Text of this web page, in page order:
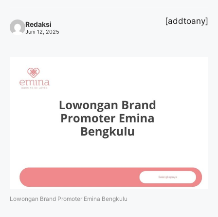
Redaksi
Juni 12, 2025
[addtoany]
Lowongan Brand Promoter Emina Bengkulu